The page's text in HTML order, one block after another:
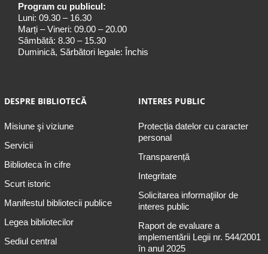
Program cu publicul:
Luni: 09.30 – 16.30
Marți – Vineri: 09.00 – 20.00
Sâmbătă: 8.30 – 15.30
Duminică, Sărbători legale: Închis
DESPRE BIBLIOTECĂ
Misiune şi viziune
Servicii
Biblioteca în cifre
Scurt istoric
Manifestul bibliotecii publice
Legea bibliotecilor
Sediul central
INTERES PUBLIC
Protecția datelor cu caracter
personal
Transparență
Integritate
Solicitarea informaţiilor de
interes public
Raport de evaluare a
implementării Legii nr. 544/2001
în anul 2025